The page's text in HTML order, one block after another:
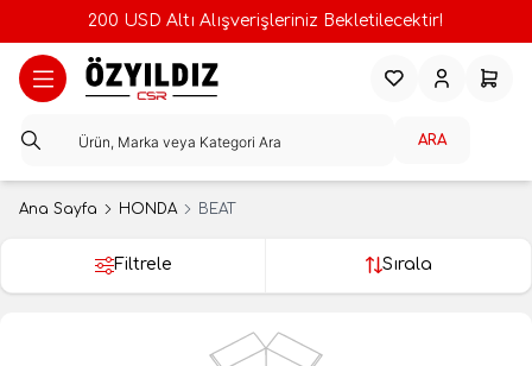
200 USD Altı Alışverişleriniz Bekletilecektir!
ARA
FavorilerimHesabım
Ana Sayfa HONDA BEAT
Filtrele Sırala